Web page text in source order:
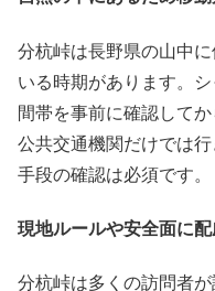
分杭峠は長野県の山中
いる時期があります。
間帯を事前に確認して
公共交通機関だけでは
手段の確認は必須です。
現地ルールや安全面に
分杭峠は多くの訪問者